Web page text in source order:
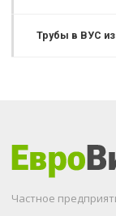
Трубы в ВУС
Частное